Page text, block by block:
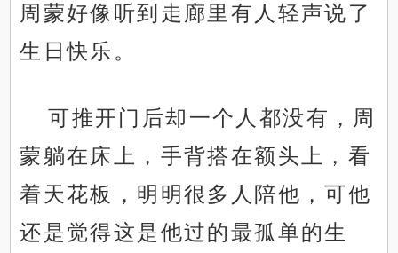
周蒙好像听到走廊里有人轻声说了
生日快乐。
可推开门后却一个人都没有，周
蒙躺在床上，手背搭在额头上，看
着天花板，明明很多人陪他，可他
还是觉得这是他过的最孤单的生